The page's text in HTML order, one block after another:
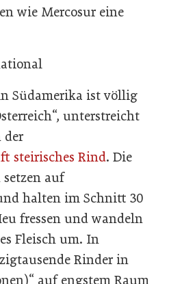
wie Mercosur eine
Südamerika ist völlig
unterstreicht
der
steirisches Rind. Die
setzen auf
halten im Schnitt 30
fressen und wandeln
Fleisch um. In
Rinder in
auf engstem Raum